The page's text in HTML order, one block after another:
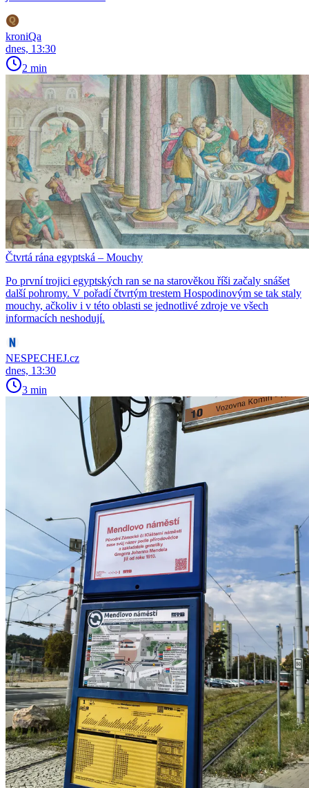
kroniQa
dnes, 13:30
2 min
Čtvrtá rána egyptská – Mouchy
Po první trojici egyptských ran se na starověkou říši začaly snášet
další pohromy. V pořadí čtvrtým trestem Hospodinovým se tak staly
mouchy, ačkoliv i v této oblasti se jednotlivé zdroje ve všech
informacích neshodují.
NESPECHEJ.cz
dnes, 13:30
3 min